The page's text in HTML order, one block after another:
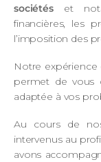
sociétéset
financières, les
l’imposition des
Notre expérience
permet de vous
adaptée à vos
Au cours de
intervenus au
avons